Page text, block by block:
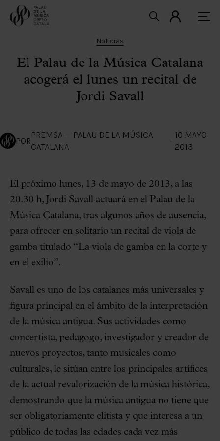
Noticias
El Palau de la Música Catalana
acogerá el lunes un recital de
Jordi Savall
POR
PREMSA — PALAU DE LA MÚSICA
CATALANA
·
10 MAYO
2013
El próximo lunes, 13 de mayo de 2013, a las
20.30 h, Jordi Savall actuará en el Palau de la
Música Catalana, tras algunos años de ausencia,
para ofrecer en solitario un recital de viola de
gamba titulado “La viola de gamba en la corte y
en el exilio”.
Savall es uno de los catalanes más universales y
figura principal en el ámbito de la interpretación
de la música antigua. Sus actividades como
concertista, pedagogo, investigador y creador de
nuevos proyectos, tanto musicales como
culturales, le sitúan entre los principales artífices
de la actual revalorización de la música histórica,
demostrando que la música antigua no tiene que
ser obligatoriamente elitista y que interesa a un
público de todas las edades cada vez más